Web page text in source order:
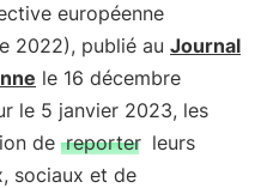
européenne
2022), publié au Journal
le 16 décembre
le 5 janvier 2023, les
de reporter leurs
sociaux et de